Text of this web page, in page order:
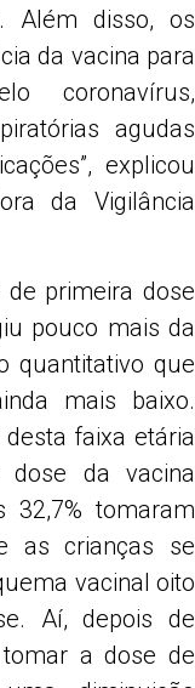
Além disso, os
da vacina para
coronavírus,
agudas
explicou
da Vigilância
primeira dose
pouco mais da
quantitativo que
mais baixo.
desta faixa etária
da vacina
32,7% tomaram
as crianças se
vacinal oito
Aí, depois de
a dose de